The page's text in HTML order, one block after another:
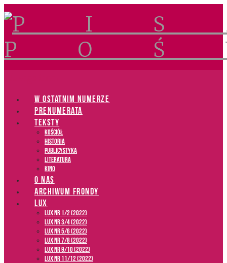
W OSTATNIM NUMERZE
PRENUMERATA
TEKSTY
Kościół
Historia
Publicystyka
Literatura
Kino
O NAS
ARCHIWUM FRONDY
LUX
LUX NR 1/2 (2022)
LUX NR 3/4 (2022)
LUX NR 5/6 (2022)
LUX NR 7/8 (2022)
LUX nr 9/10 (2022)
LUX NR 11/12 (2022)